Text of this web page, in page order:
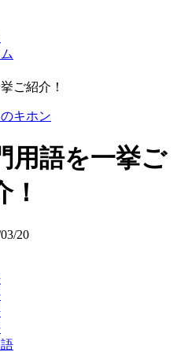
ご紹介！
キホン
用語を一挙ご
！
20